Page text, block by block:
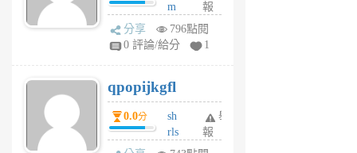
前
m
w
rs
6
個
月
前
報
分享
796點閱
0 評論/給分
1
qpopijkgfl
0.0分
sh
rls
k
舉
報